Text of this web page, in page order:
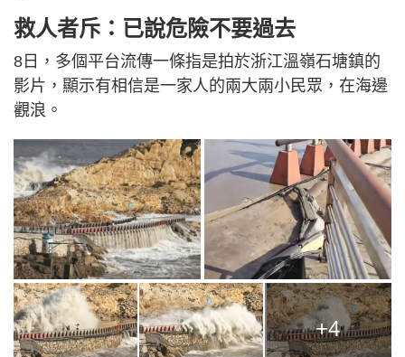
救人者斥：已說危險不要過去
8日，多個平台流傳一條指是拍於浙江溫嶺石塘鎮的
影片，顯示有相信是一家人的兩大兩小民眾，在海邊
觀浪。
+4